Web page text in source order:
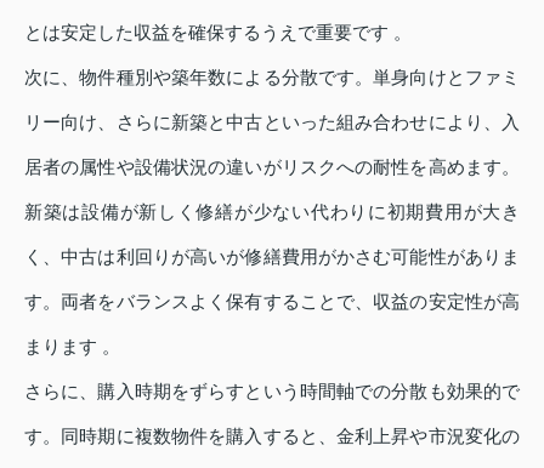
とは安定した収益を確保するうえで重要です 。
次に、物件種別や築年数による分散です。単身向けとファミ
リー向け、さらに新築と中古といった組み合わせにより、入
居者の属性や設備状況の違いがリスクへの耐性を高めます。
新築は設備が新しく修繕が少ない代わりに初期費用が大き
く、中古は利回りが高いが修繕費用がかさむ可能性がありま
す。両者をバランスよく保有することで、収益の安定性が高
まります 。
さらに、購入時期をずらすという時間軸での分散も効果的で
す。同時期に複数物件を購入すると、金利上昇や市況変化の